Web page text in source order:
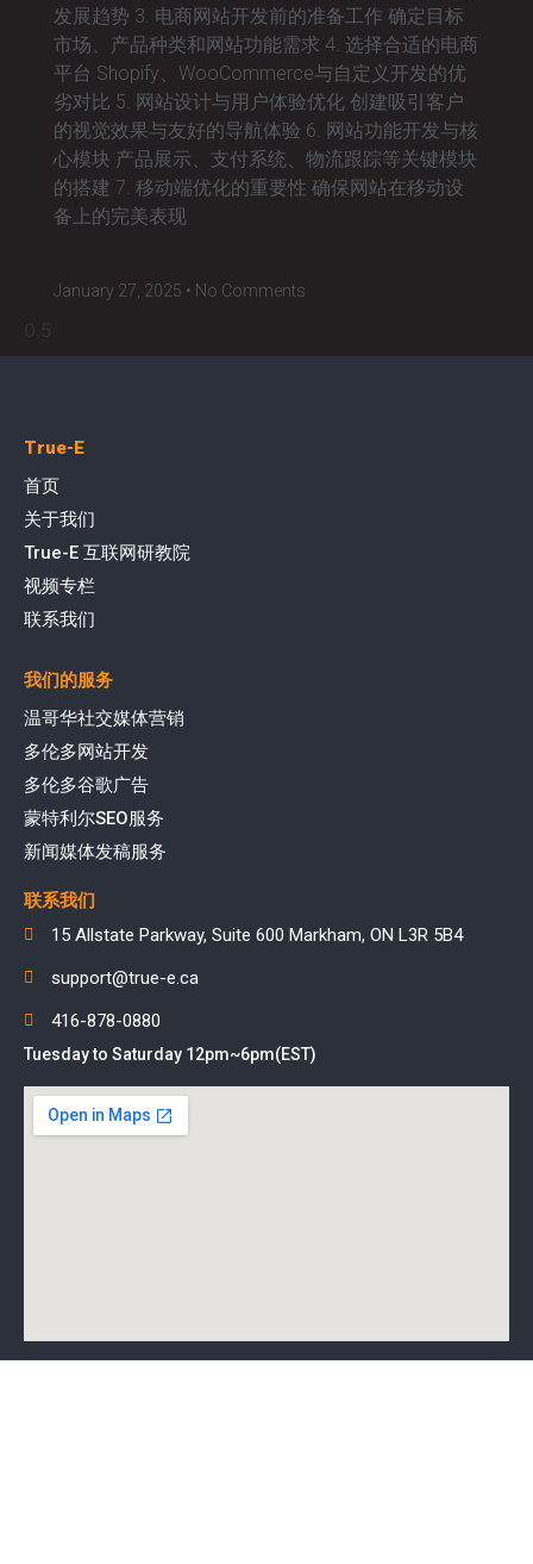
发展趋势 3. 电商网站开发前的准备工作 确定目标
市场、产品种类和网站功能需求 4. 选择合适的电商
平台 Shopify、WooCommerce与自定义开发的优
劣对比 5. 网站设计与用户体验优化 创建吸引客户
的视觉效果与友好的导航体验 6. 网站功能开发与核
心模块 产品展示、支付系统、物流跟踪等关键模块
的搭建 7. 移动端优化的重要性 确保网站在移动设
备上的完美表现
January 27, 2025 No Comments
True-E
首页
关于我们
True-E 互联网研教院
视频专栏
联系我们
我们的服务
温哥华社交媒体营销
多伦多网站开发
多伦多谷歌广告
蒙特利尔SEO服务
新闻媒体发稿服务
联系我们
15 Allstate Parkway, Suite 600 Markham, ON L3R 5B4
support@true-e.ca
416-878-0880
Tuesday to Saturday 12pm~6pm(EST)